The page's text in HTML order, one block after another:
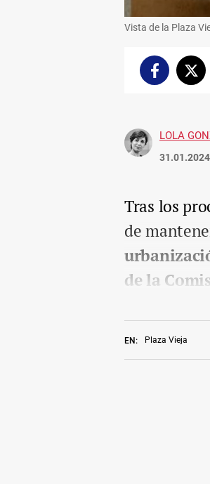
Vista de la Plaza
Facebook
LOLA
EN: Plaza Vieja
Tras los
de
de la